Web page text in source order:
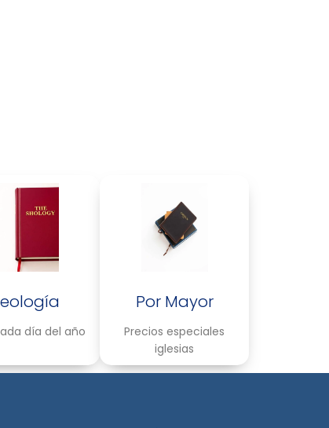
día del año
Por Mayor
Precios especiales
iglesias